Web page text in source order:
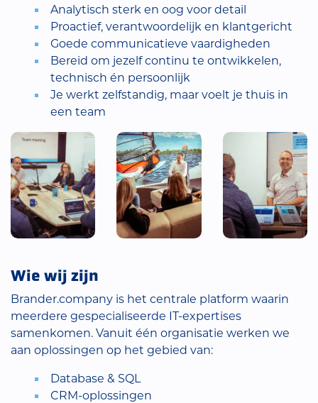
Analytisch sterk en oog voor detail
Proactief, verantwoordelijk en klantgericht
Goede communicatieve vaardigheden
Bereid om jezelf continu te ontwikkelen,
technisch én persoonlijk
Je werkt zelfstandig, maar voelt je thuis in
een team
Wie wij zijn
Brander.company is het centrale platform waarin
meerdere gespecialiseerde IT-expertises
samenkomen. Vanuit één organisatie werken we
aan oplossingen op het gebied van:
Database & SQL
CRM-oplossingen